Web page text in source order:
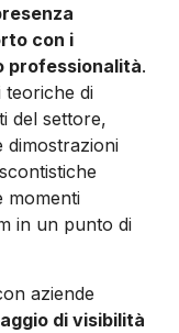
con i
professionalità.
teoriche di
del settore,
dimostrazioni
momenti
in un punto di
aziende
di visibilità